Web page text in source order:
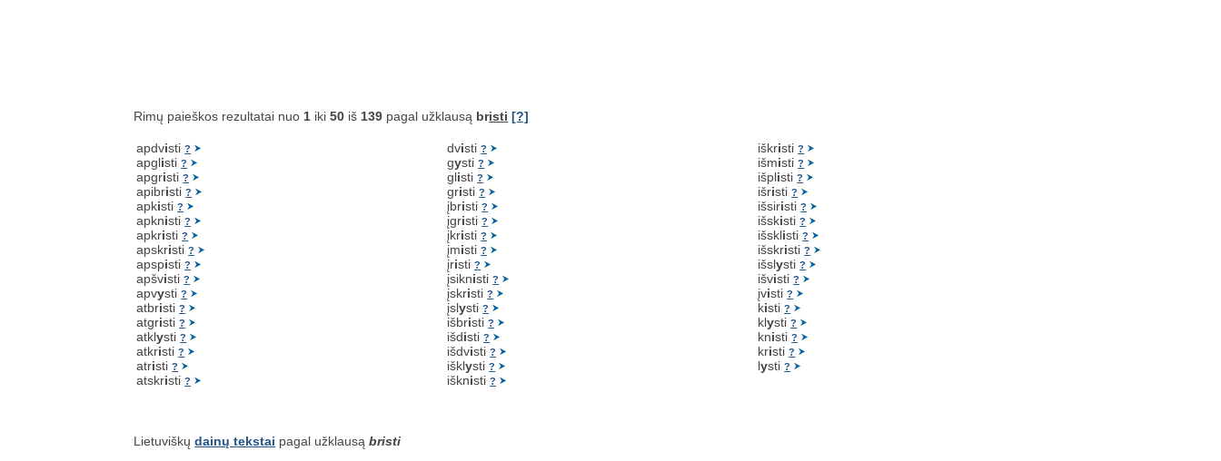
Rimų paieškos rezultatai nuo 1 iki50 iš 139 pagal užklausą bristi [?]
apdvisti?
apglisti?
apgristi?
apibristi?
apkisti?
apknisti?
apkristi?
apskristi?
apspisti?
apšvisti?
apvysti?
atbristi?
atgristi?
atklysti?
atkristi?
atristi?
atskristi?
dvisti?
gysti?
glisti?
gristi?
įbristi?
įgristi?
įkristi?
įmisti?
įristi?
įsiknisti?
įskristi?
įslysti?
išbristi?
išdisti?
išdvisti?
išklysti?
išknisti?
iškristi?
išmisti?
išplisti?
išristi?
išsiristi?
išskisti?
išsklisti?
išskristi?
išslysti?
išvisti?
įvisti?
kisti?
klysti?
knisti?
kristi?
lysti?
Lietuviškųdainų tekstai pagal užklausąbristi